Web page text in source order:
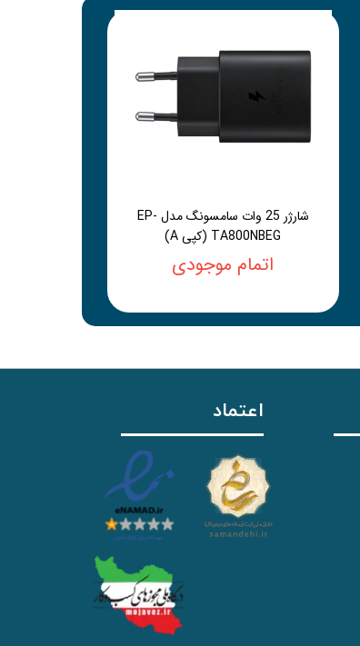
شارژر 25 وات سامسونگ مدل EP-
TA800NBEG (کپی A)
اتمام موجودی
اعتماد